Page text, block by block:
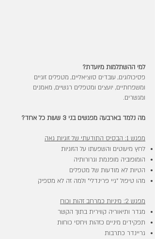
למי ההשתלמות מיועדת?
פסיכולוגים, עובדים סוציאליים, מטפלים זוגיים
ומשפחתיים, יועצים ומטפלים רגשיים, מאמנים
ומגשרים.
מה נלמד בארבעה מפגשים בני 3 שעות כל אחד?
מפגש 1: הבסיס התודעתי של זוגיות גאה
לחץ מיעוטים והשפעתו על הזוגיות
הומופוביה מופנמת וגרורותיה
הטיות לא מודעות של מטפלים
מהו טיפול "גיי פרינדלי" ולמה זה לא מספיק
מפגש 2: מיניות כמרחב זהות וכוח
מגדר ותיאוריה קווירית בתוך הקשר
תפקידים מיניים כזהות ויחסי כוחות
גריינדר כתרבות